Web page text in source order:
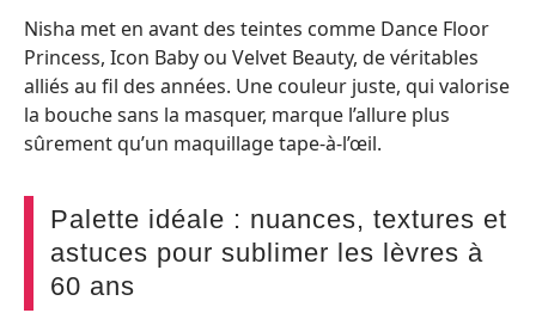
Nisha met en avant des teintes comme Dance Floor
Princess, Icon Baby ou Velvet Beauty, de véritables
alliés au fil des années. Une couleur juste, qui valorise
la bouche sans la masquer, marque l’allure plus
sûrement qu’un maquillage tape-à-l’œil.
Palette idéale : nuances, textures et
astuces pour sublimer les lèvres à
60 ans